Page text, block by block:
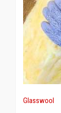
Glasswool